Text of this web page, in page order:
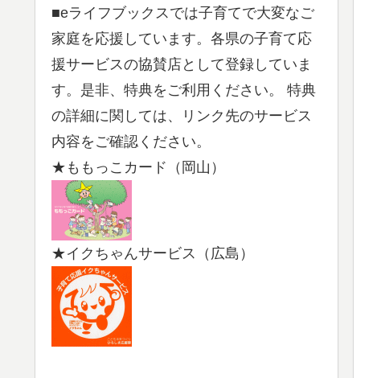
■eライフブックスでは子育てで大変なご
家庭を応援しています。各県の子育て応
援サービスの協賛店として登録していま
す。是非、特典をご利用ください。 特典
の詳細に関しては、リンク先のサービス
内容をご確認ください。
★ももっこカード（岡山）
★イクちゃんサービス（広島）